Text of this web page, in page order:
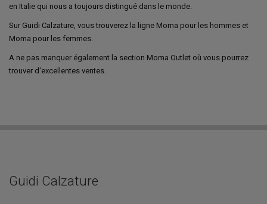
en Italie qui nous a toujours distingué dans le monde.
Sur Guidi Calzature, vous trouverez la ligne Moma pour les hommes et
Moma pour les femmes.
A ne pas manquer également la section Moma Outlet où vous pourrez
trouver d'excellentes ventes.
Guidi Calzature